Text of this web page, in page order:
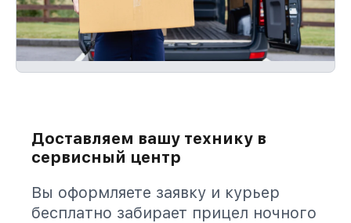
Доставляем вашу технику в
сервисный центр
Вы оформляете заявку и курьер
бесплатно забирает прицел ночного